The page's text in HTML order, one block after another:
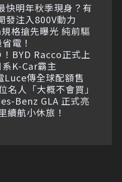
快明年秋季現身？有
發注入800V動力
格搶先曝光 純前驅
電！
BYD Racco正式上
K-Car霸主
傳全球配額售
人「大概不會買」
Benz GLA 正式亮
續航小休旅！